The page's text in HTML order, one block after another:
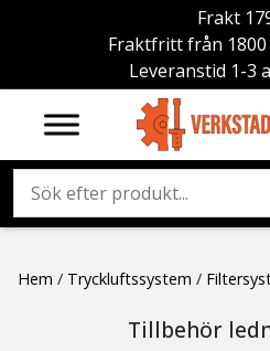
Frakt
Fraktfritt från 1800
Leveranstid 1-3
Hem / Tryckluftssystem /
Tillbehör